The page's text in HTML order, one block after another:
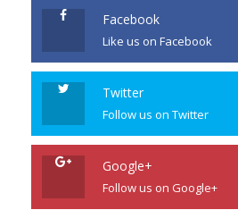
Facebook
Like us on Facebook
Twitter
Follow us on Twitter
Google+
Follow us on Google+